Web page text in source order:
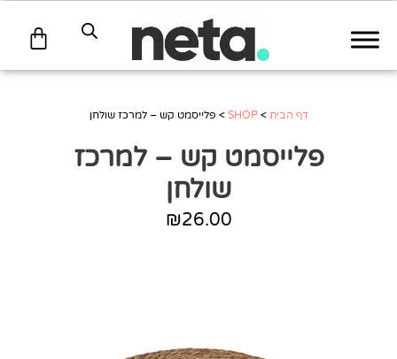
דף הבית >
SHOP
> פלייסמט קש – למרכז שולחן
פלייסמט קש – למרכז
שולחן
₪26.00